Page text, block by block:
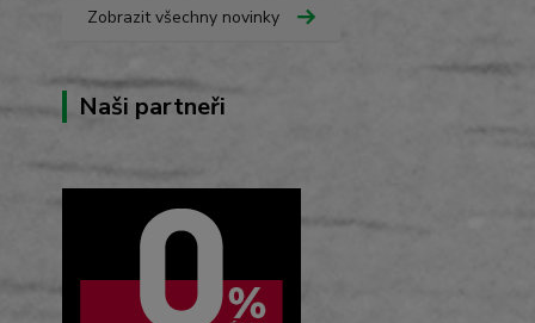
Zobrazit všechny novinky
Naši partneři